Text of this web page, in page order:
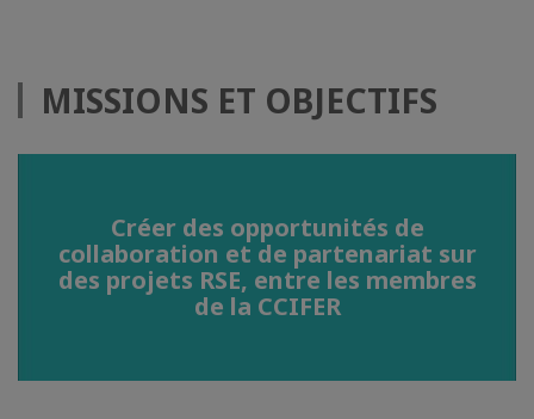
MISSIONS ET OBJECTIFS
Créer des opportunités de
collaboration et de partenariat sur
des projets RSE, entre les membres
de la CCIFER